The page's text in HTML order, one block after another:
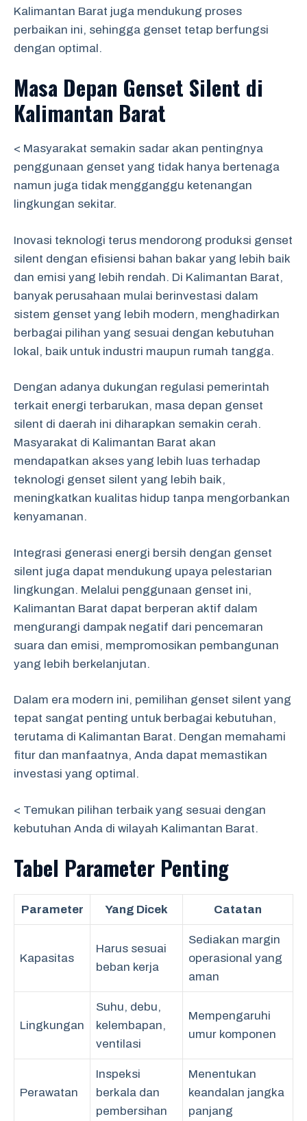
Kalimantan Barat juga mendukung proses
perbaikan ini, sehingga genset tetap berfungsi
dengan optimal.
Masa Depan Genset Silent di
Kalimantan Barat
< Masyarakat semakin sadar akan pentingnya
penggunaan genset yang tidak hanya bertenaga
namun juga tidak mengganggu ketenangan
lingkungan sekitar.
Inovasi teknologi terus mendorong produksi genset
silent dengan efisiensi bahan bakar yang lebih baik
dan emisi yang lebih rendah. Di Kalimantan Barat,
banyak perusahaan mulai berinvestasi dalam
sistem genset yang lebih modern, menghadirkan
berbagai pilihan yang sesuai dengan kebutuhan
lokal, baik untuk industri maupun rumah tangga.
Dengan adanya dukungan regulasi pemerintah
terkait energi terbarukan, masa depan genset
silent di daerah ini diharapkan semakin cerah.
Masyarakat di Kalimantan Barat akan
mendapatkan akses yang lebih luas terhadap
teknologi genset silent yang lebih baik,
meningkatkan kualitas hidup tanpa mengorbankan
kenyamanan.
Integrasi generasi energi bersih dengan genset
silent juga dapat mendukung upaya pelestarian
lingkungan. Melalui penggunaan genset ini,
Kalimantan Barat dapat berperan aktif dalam
mengurangi dampak negatif dari pencemaran
suara dan emisi, mempromosikan pembangunan
yang lebih berkelanjutan.
Dalam era modern ini, pemilihan genset silent yang
tepat sangat penting untuk berbagai kebutuhan,
terutama di Kalimantan Barat. Dengan memahami
fitur dan manfaatnya, Anda dapat memastikan
investasi yang optimal.
< Temukan pilihan terbaik yang sesuai dengan
kebutuhan Anda di wilayah Kalimantan Barat.
Tabel Parameter Penting
Parameter Yang Dicek Catatan
Kapasitas
Harus sesuai
beban kerja
Sediakan margin
operasional yang
aman
Lingkungan
Suhu, debu,
kelembapan,
ventilasi
Mempengaruhi
umur komponen
Perawatan
Inspeksi
berkala dan
pembersihan
Menentukan
keandalan jangka
panjang